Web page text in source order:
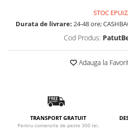
STOC
Durata de livrare: 24-48 ore;
Cod Produs:
Adauga la
TRANSPORT GRATUIT
Pentru comenzile de peste 300 lei.